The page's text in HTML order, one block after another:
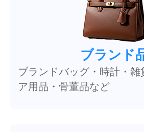
ブランド
ブランドバッグ・時計・雑
ア用品・骨董品など